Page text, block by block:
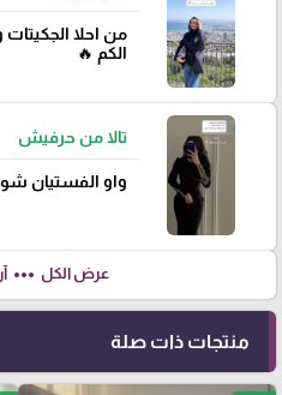
من احلا
الكم 🔥
تالا من حرفيش
واو الفستيان
عرض الكل more_horiz
منتجات ذات صلة